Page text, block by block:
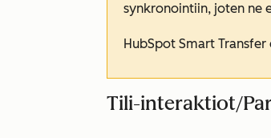
synkronointiin, joten ne
HubSpot Smart
Tili-interaktiot/